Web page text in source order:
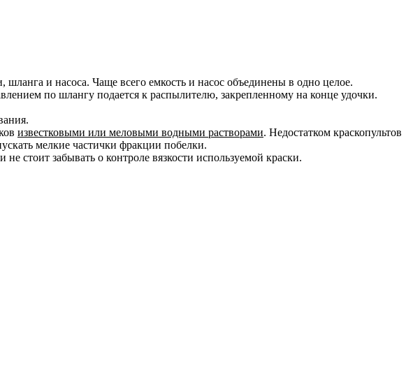
и насоса. Чаще всего емкость и насос объединены в одно целое.
по шлангу подается к распылителю, закрепленному на конце удочки.
известковыми или меловыми водными растворами. Недостатком краскопультов
мелкие частички фракции побелки.
стоит забывать о контроле вязкости используемой краски.